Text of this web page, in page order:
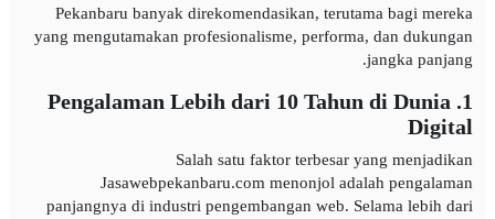
Pekanbaru banyak direkomendasikan, terutama bagi mereka
yang mengutamakan profesionalisme, performa, dan dukungan
jangka panjang.
1. Pengalaman Lebih dari 10 Tahun di Dunia
Digital
Salah satu faktor terbesar yang menjadikan
Jasawebpekanbaru.com menonjol adalah pengalaman
panjangnya di industri pengembangan web. Selama lebih dari